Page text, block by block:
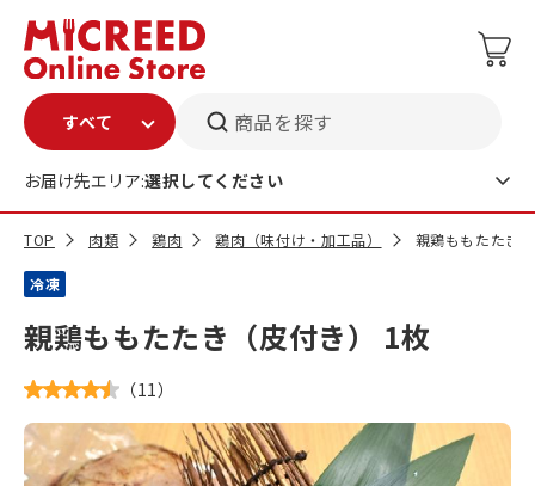
商品を探す
お届け先エリア:選択してください
TOP 肉類 鶏肉 鶏肉（味付け・加工品） 親鶏ももたたき
冷凍
親鶏ももたたき（皮付き） 1枚
（11）